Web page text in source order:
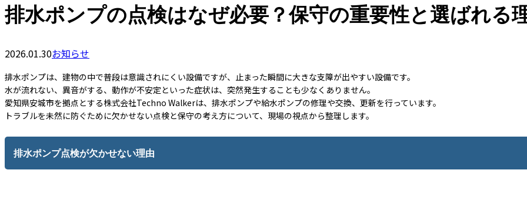
排水ポンプの点検はなぜ必要？保守の重要性と選ばれる
2026.01.30お知らせ
排水ポンプは、建物の中で普段は意識されにくい設備ですが、止まった瞬間に大きな支障が出やすい設備です。
水が流れない、異音がする、動作が不安定といった症状は、突然発生することも少なくありません。
愛知県安城市を拠点とする株式会社Techno Walkerは、排水ポンプや給水ポンプの修理や交換、更新を行っています。
トラブルを未然に防ぐために欠かせない点検と保守の考え方について、現場の視点から整理します。
排水ポンプ点検が欠かせない理由